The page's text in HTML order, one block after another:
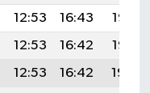
12:53 16:43
19:56
12:53 16:42
19:55
12:53 16:42
19:54